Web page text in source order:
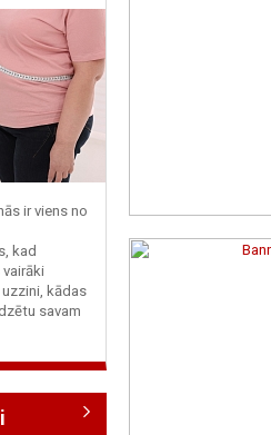
ir viens no
kad
kādas
savam